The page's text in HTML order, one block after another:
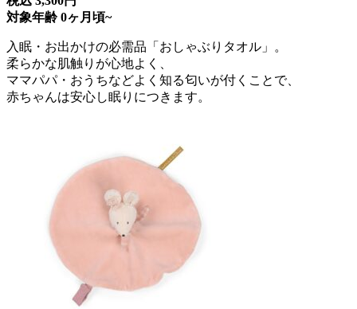
対象年齢 0ヶ月頃~
入眠・お出かけの必需品「おしゃぶりタオル」。
柔らかな肌触りが心地よく、
ママパパ・おうちなどよく知る匂いが付くことで、
赤ちゃんは安心し眠りにつきます。